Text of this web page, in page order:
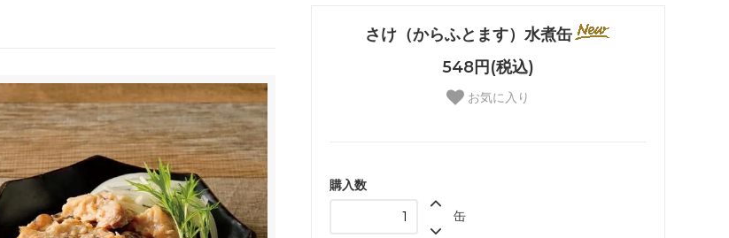
さけ（からふとます）水煮缶
548円(税込)
お気に入り
購入数
缶